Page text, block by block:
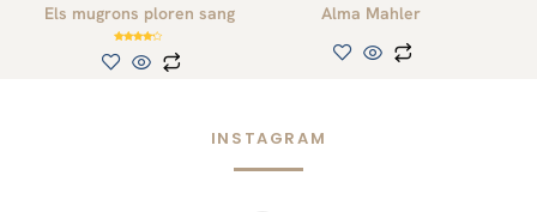
Els mugrons ploren sang
amb
4.00
Alma Mahler
INSTAGRAM